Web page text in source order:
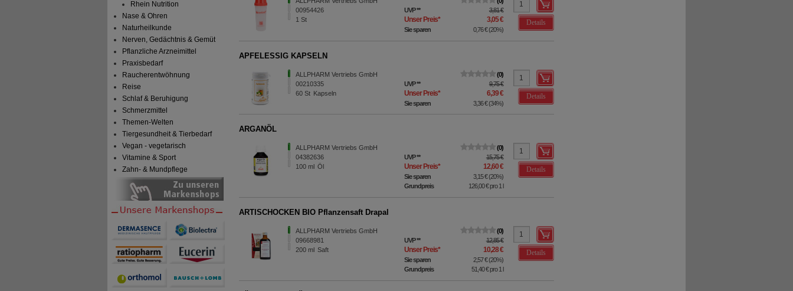
Rhein Nutrition
Nase & Ohren
Naturheilkunde
Nerven, Gedächtnis & Gemüt
Pflanzliche Arzneimittel
Praxisbedarf
Raucherentwöhnung
Reise
Schlaf & Beruhigung
Schmerzmittel
Themen-Welten
Tiergesundheit & Tierbedarf
Vegan - vegetarisch
Vitamine & Sport
Zahn- & Mundpflege
00954426
1St
UVP** 3,81 €
Unser Preis* 3,05 €
Sie sparen 0,76 €(20%)
Details
APFELESSIG KAPSELN
ALLPHARM Vertriebs GmbH
00210335
60St Kapseln
0
UVP** 9,75 €
Unser Preis* 6,39 €
Sie sparen 3,36 €(34%)
Details
ARGANÖL
ALLPHARM Vertriebs GmbH
04382636
100 ml Öl
0
UVP** 15,75 €
Unser Preis* 12,60 €
Sie sparen 3,15 €(20%)
Grundpreis
126,00 €pro 1 l
Details
ARTISCHOCKEN BIO Pflanzensaft Drapal
ALLPHARM Vertriebs GmbH
09668981
200 ml Saft
0
UVP** 12,85 €
Unser Preis* 10,28 €
Sie sparen 2,57 €(20%)
Grundpreis
51,40 €pro 1 l
Details